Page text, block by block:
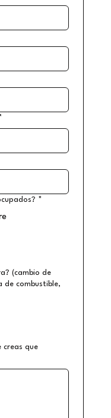
*
*
(cambio de
de combustible,
creas que